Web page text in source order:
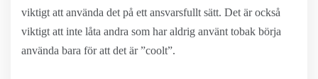
viktigt att använda det på ett ansvarsfullt sätt. Det är också
viktigt att inte låta andra som har aldrig använt tobak börja
använda bara för att det är ”coolt”.